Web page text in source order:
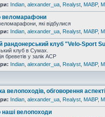
Indian alexander_ua Realyst MABP,
веломарафони
які відбулися
Indian alexander_ua Realyst MABP,
рандонерський клуб "Velo-Sport
клуб в Сумах.
бреветів у залік АСР
Indian alexander_ua Realyst MABP,
велопоходів, обговорення
Indian alexander_ua Realyst MABP,
наші велопоходи